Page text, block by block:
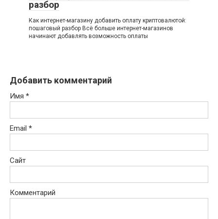
разбор
Как интернет-магазину добавить оплату криптовалютой:
пошаговый разбор Всё больше интернет-магазинов
начинают добавлять возможность оплаты
Добавить комментарий
Имя *
Email *
Сайт
Комментарий